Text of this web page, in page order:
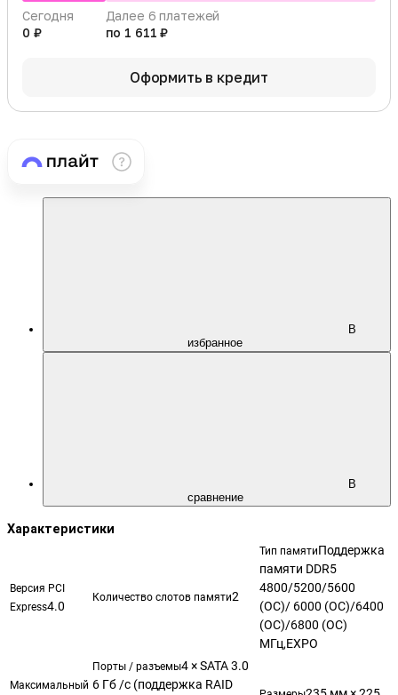
Сегодня
0 ₽
Далее 6 платежей
по 1 611 ₽
Оформить в кредит
В
избранное
В
сравнение
Характеристики
Версия PCI
Express4.0
Количество слотов памяти2
Тип памятиПоддержка
памяти DDR5
4800/5200/5600
(OC)/ 6000 (OC)/6400
(OC)/6800 (OC)
МГц,EXPO
Максимальный
Порты / разъемы4 × SATA 3.0
6 Гб /с (поддержка RAID